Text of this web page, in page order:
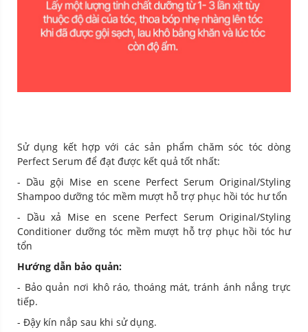
Sử dụng kết hợp với các sản phẩm chăm sóc tóc dòng
Perfect Serum để đạt được kết quả tốt nhất:
- Dầu gội Mise en scene Perfect Serum Original/Styling
Shampoo dưỡng tóc mềm mượt hỗ trợ phục hồi tóc hư tổn
- Dầu xả Mise en scene Perfect Serum Original/Styling
Conditioner dưỡng tóc mềm mượt hỗ trợ phục hồi tóc hư
tổn
Hướng dẫn bảo quản:
- Bảo quản nơi khô ráo, thoáng mát, tránh ánh nắng trực
tiếp.
- Đậy kín nắp sau khi sử dụng.